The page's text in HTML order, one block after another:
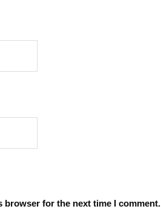
browser for the next time I comment.